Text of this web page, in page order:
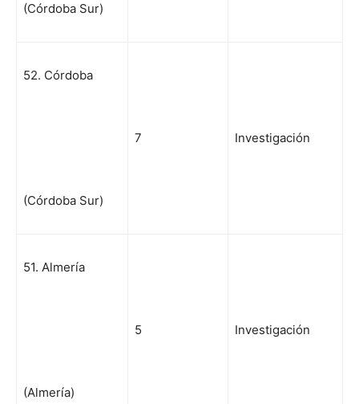
(Córdoba Sur)
52. Córdoba
(Córdoba Sur)
7 Investigación
51. Almería
(Almería)
5 Investigación